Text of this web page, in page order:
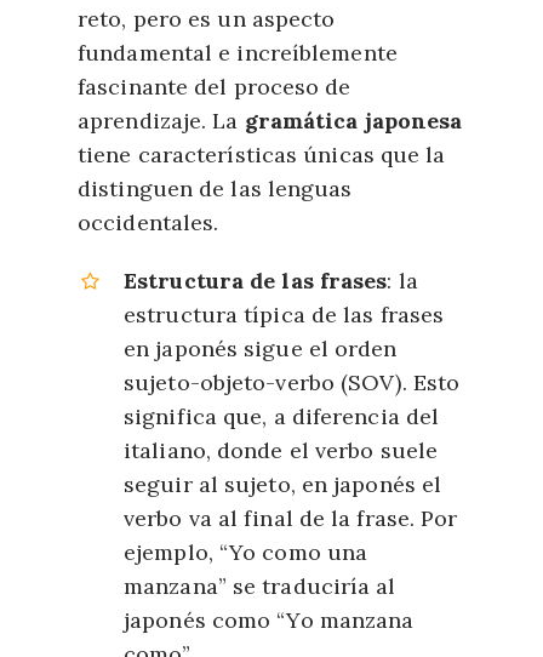
reto, pero es un aspecto
fundamental e increíblemente
fascinante del proceso de
aprendizaje. La gramática japonesa
tiene características únicas que la
distinguen de las lenguas
occidentales.
Estructura de las frases: la
estructura típica de las frases
en japonés sigue el orden
sujeto-objeto-verbo (SOV). Esto
significa que, a diferencia del
italiano, donde el verbo suele
seguir al sujeto, en japonés el
verbo va al final de la frase. Por
ejemplo, “Yo como una
manzana” se traduciría al
japonés como “Yo manzana